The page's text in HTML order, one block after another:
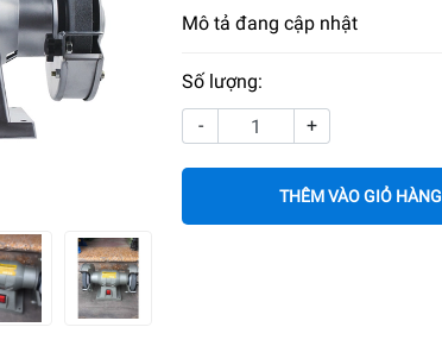
Mô tả đang cập nhật
Số lượng:
-
+
THÊM VÀO GIỎ HÀNG